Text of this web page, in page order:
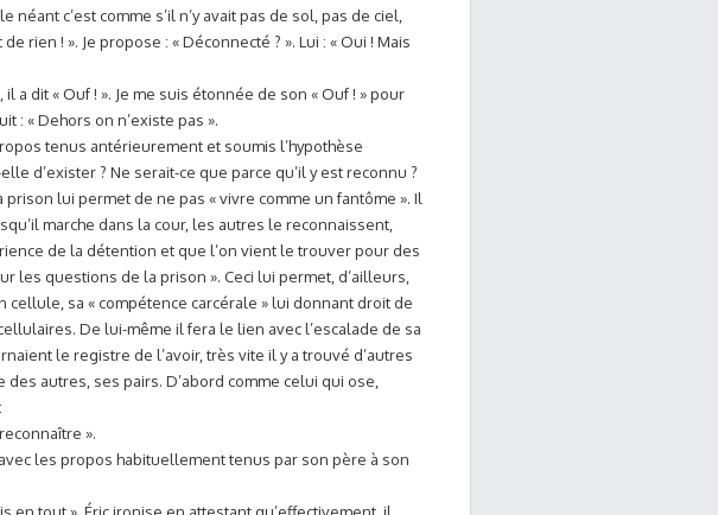
c’est comme s’il n’y avait pas de sol, pas de ciel,
de rien ! ». Je propose : « Déconnecté ? ». Lui : « Oui ! Mais
a dit « Ouf ! ». Je me suis étonnée de son « Ouf ! » pour
: « Dehors on n’existe pas ».
tenus antérieurement et soumis l’hypothèse
d’exister ? Ne serait-ce que parce qu’il y est reconnu ?
lui permet de ne pas « vivre comme un fantôme ». Il
marche dans la cour, les autres le reconnaissent,
de la détention et que l’on vient le trouver pour des
les questions de la prison ». Ceci lui permet, d’ailleurs,
cellule, sa « compétence carcérale » lui donnant droit de
De lui-même il fera le lien avec l’escalade de sa
le registre de l’avoir, très vite il y a trouvé d’autres
autres, ses pairs. D’abord comme celui qui ose,
».
les propos habituellement tenus par son père à son